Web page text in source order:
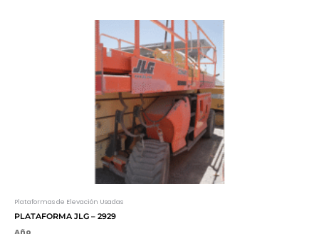
Plataformas de Elevación Usadas
PLATAFORMA JLG – 2929